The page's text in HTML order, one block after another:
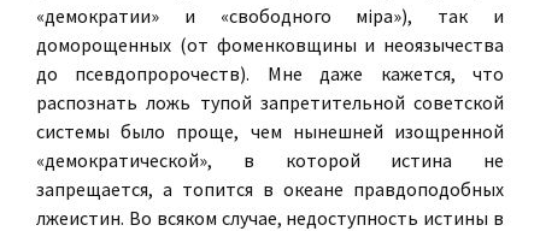
«демократии» и «свободного мiра»), так и
доморощенных (от фоменковщины и неоязычества
до псевдопророчеств). Мне даже кажется, что
распознать ложь тупой запретительной советской
системы было проще, чем нынешней изощренной
«демократической», в которой истина не
запрещается, а топится в океане правдоподобных
лжеистин. Во всяком случае, недоступность истины в